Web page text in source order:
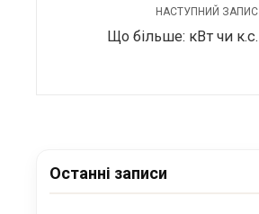
НАСТУПНИЙ ЗАПИС
Що більше: кВт чи к.с.
Останні записи